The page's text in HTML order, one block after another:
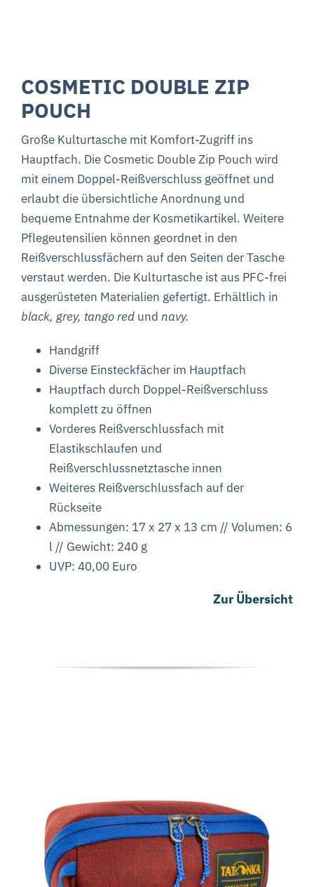
COSMETIC DOUBLE ZIP
POUCH
Große Kulturtasche mit Komfort-Zugriff ins
Hauptfach. Die Cosmetic Double Zip Pouch wird
mit einem Doppel-Reißverschluss geöffnet und
erlaubt die übersichtlicheAnordnung und
bequeme Entnahme der Kosmetikartikel. Weitere
Pflegeutensilien können geordnet in den
Reißverschlussfächern auf den Seiten der Tasche
verstautwerden. Die Kulturtasche ist aus PFC-frei
ausgerüsteten Materialien gefertigt. Erhältlich in
black, grey, tango redund navy.
Handgriff
Diverse Einsteckfächer im Hauptfach
Hauptfach durch Doppel-Reißverschluss
komplett zu öffnen
Vorderes Reißverschlussfach mit
Elastikschlaufen und
Reißverschlussnetztasche innen
Weiteres Reißverschlussfach auf der
Rückseite
Abmessungen: 17 x 27 x 13 cm // Volumen: 6
l // Gewicht: 240 g
UVP: 40,00 Euro
Zur Übersicht